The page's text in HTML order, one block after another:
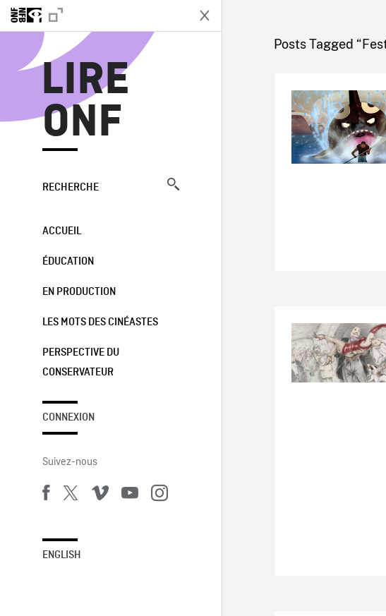
LIRE
ONF
RECHERCHE
ACCUEIL
ÉDUCATION
EN PRODUCTION
LES MOTS DES CINÉASTES
PERSPECTIVE DU
CONSERVATEUR
CONNEXION
Suivez-nous
ENGLISH
Posts Tagged